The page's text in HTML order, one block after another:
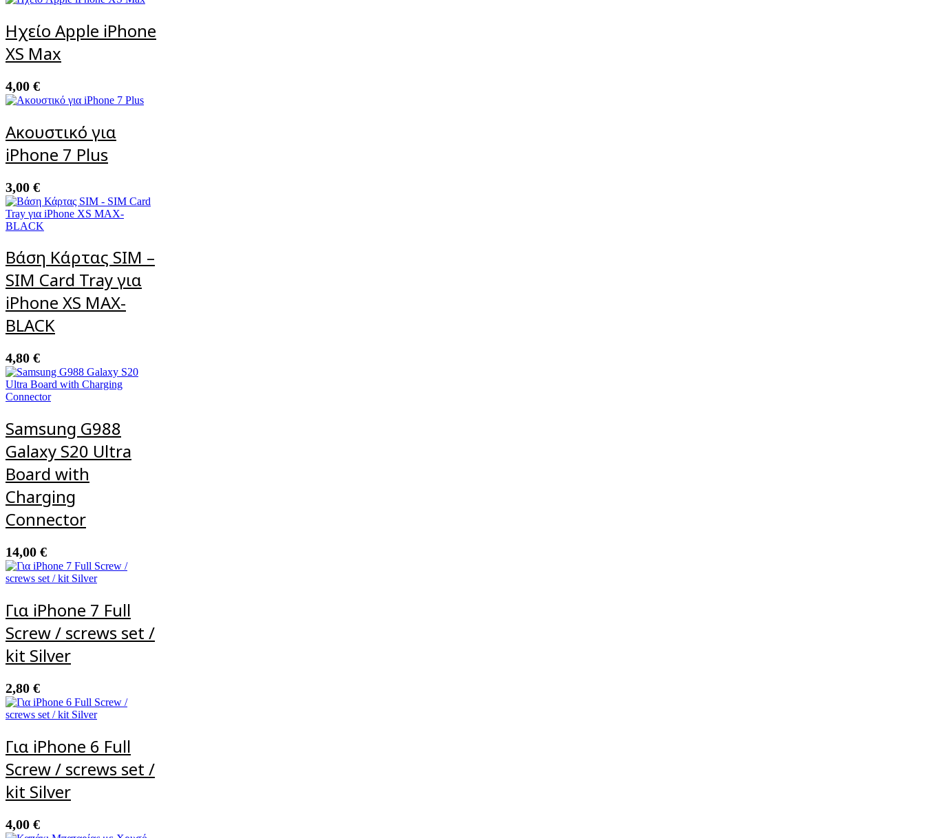
Ηχείο Apple iPhone
XS Max
4,00 €
Ακουστικό για
iPhone 7 Plus
3,00 €
Βάση Κάρτας SIM –
SIM Card Tray για
iPhone XS MAX-
BLACK
4,80 €
Samsung G988
Galaxy S20 Ultra
Board with
Charging
Connector
14,00 €
Για iPhone 7 Full
Screw / screws set /
kit Silver
2,80 €
Για iPhone 6 Full
Screw / screws set /
kit Silver
4,00 €